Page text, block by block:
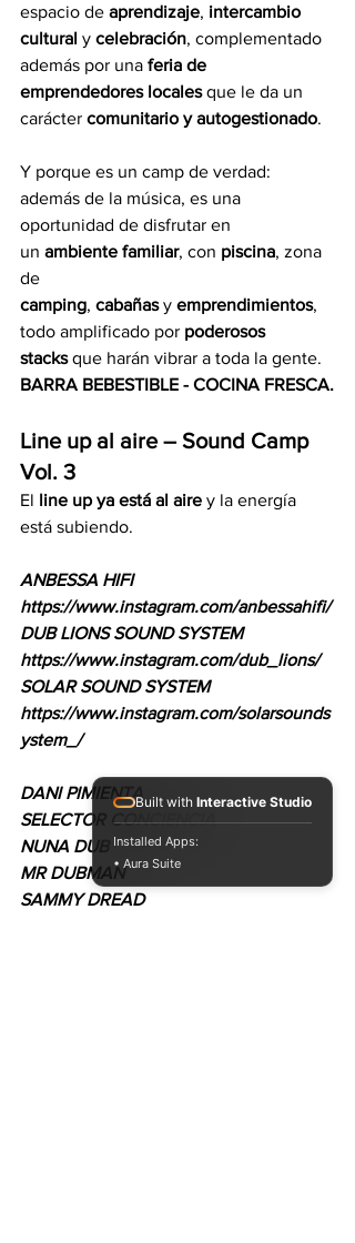
espacio de aprendizaje, intercambio
cultural y celebración, complementado
además por una feria de
emprendedores locales que le da un
carácter comunitario y autogestionado.
Y porque es un camp de verdad:
además de la música, es una
oportunidad de disfrutar en
un ambiente familiar, con piscina, zona
de
camping, cabañas y emprendimientos,
todo amplificado por poderosos
stacks que harán vibrar a toda la gente.
BARRA BEBESTIBLE - COCINA FRESCA.
Line up al aire – Sound Camp
Vol. 3
El line up ya está al aire y la energía
está subiendo.
ANBESSA HIFI
https://www.instagram.com/anbessahifi/
DUB LIONS SOUND SYSTEM
https://www.instagram.com/dub_lions/
SOLAR SOUND SYSTEM
https://www.instagram.com/solarsounds
ystem_/
DANI PIMIENTA
SELECTOR CONCIENCIA
NUNA DUB
MR DUBMAN
SAMMY DREAD
Built with Interactive Studio
Installed Apps:
• Aura Suite